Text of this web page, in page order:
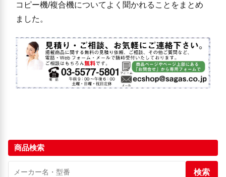
コピー機/複合機についてよく聞かれることをまとめ
ました。
商品検索
検索